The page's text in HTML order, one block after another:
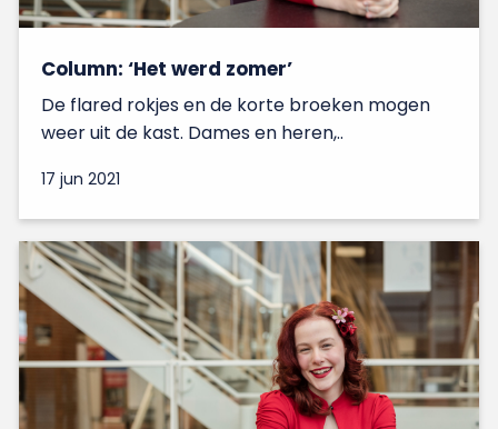
Column: ‘Het werd zomer’
De flared rokjes en de korte broeken mogen
weer uit de kast. Dames en heren,..
17 jun 2021